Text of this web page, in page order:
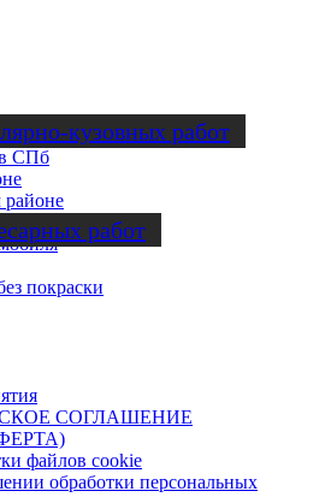
кузовных работ
работ
СПб
районе
покраски
СОГЛАШЕНИЕ
файлов cookie
обработки персональных